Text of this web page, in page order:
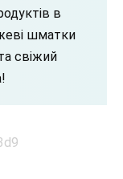
в
шматки
свіжий